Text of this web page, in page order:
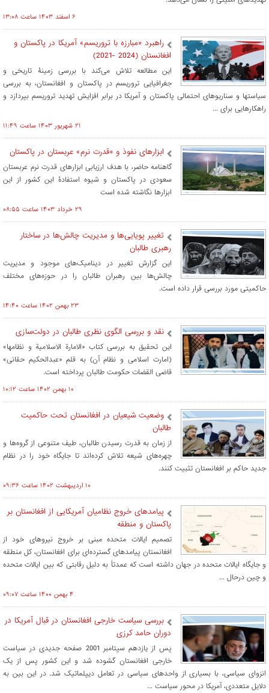
۶ اسفند ۱۴۰۳ ساعت ۱۳:۰۸
راهبرد «مبارزه با تروریسم» آمریکا در پاکستان و
افغانستان (2024 -2021)
این مطالعه تلاش می‏‌کند با بررسی زمینۀ تاریخی و
جغرافیایی تروریسم در پاکستان و افغانستان، به بررسی
سیاست‏ها و سناریوهای احتمالی پاکستان و آمریکا در برابر افزایش تهدید تروریسم بپردازد و
راهکارهایی برای ...
۲۱ شهريور ۱۴۰۳ ساعت ۱۱:۴۹
ابزارهای نفوذ و «قدرت نرم» عربستان در پاکستان
گاهنامه حاضر، با هدف ارزیابی ابزارهای قدرت نرم عربستان
سعودی در پاکستان و شیوه استفادۀ این کشور از این
ابزارها نگاشته شده است
۲۹ خرداد ۱۴۰۳ ساعت ۰۸:۵۵
تغییر پویایی‌ها و مدیریت چالش‌ها در ساختار
رهبری طالبان
این گزارش تغییر در دینامیک‌های موجود و مدیریت
چالش‌ها بین رهبران طالبان را در حوزه‌های مختلف
حاکمیتی مورد بررسی قرار داده است.
۲۳ بهمن ۱۴۰۲ ساعت ۱۴:۴۰
نقد و بررسی الگوی نظری طالبان در دولت‌سازی
این تحقیق به بررسی کتاب «الامارة الاسلامیة و نظامها»
(امارت اسلامی و نظام آن) به قلم «عبدالحکیم حقانی»
قاضی القضات حکومت طالبان پرداخته است.
۱۰ بهمن ۱۴۰۲ ساعت ۱۰:۱۲
وضعیت شیعیان در افغانستان تحت حاکمیت
طالبان
از زمان به قدرت رسیدن طالبان، طیف متنوعی از گروه‌ها و
چهره‌های شیعه تلاش کرده‌اند تا جایگاه خود را در نظام
جدید حاکم بر افغانستان تثبیت کنند.
۱۰ ارديبهشت ۱۴۰۲ ساعت ۰۹:۳۶
پیامدهای خروج نظامیان آمریکایی از افغانستان بر
پاکستان و منطقه
تصمیم ایالات متحده مبنی بر خروج نیروهای خود از
افغانستان پیامدهای گسترده‌ای برای افغانستان، کل ‏منطقه
و جایگاه ایالات متحده در جهان داشته است که عمدتاً به دلیل رقابتی که بین ایالات متحده
و چین ‏درحال ...
۴ بهمن ۱۴۰۰ ساعت ۰۹:۰۷
بررسی سیاست خارجی افغانستان در قبال آمریکا در
دوران حامد کرزی
پس از یازدهم سپتامبر 2001 صفحه جدیدی در سیاست
خارجی افغانستان گشوده شد و این کشور پس از یک
انزوای سیاسی، با بسیاری از واحدهای سیاسی در تعامل دیپلماتیک شد. در این بین به
دلایل متعددی، آمریکا در محور سیاست ...